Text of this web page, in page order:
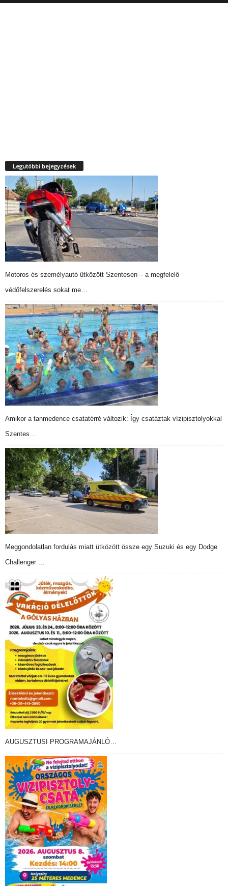
Legutóbbi bejegyzések
Motoros és személyautó ütközött Szentesen – a megfelelő
védőfelszerelés sokat me…
Amikor a tanmedence csatatérré változik: Így csatáztak vízipisztolyokkal
Szentes…
Meggondolatlan fordulás miatt ütközött össze egy Suzuki és egy Dodge
Challenger …
AUGUSZTUSI PROGRAMAJÁNLÓ…